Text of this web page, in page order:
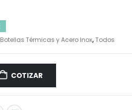
Botellas Térmicas y Acero Inox,Todos
COTIZAR